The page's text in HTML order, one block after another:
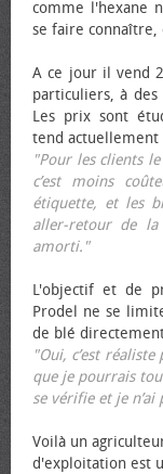
comme l'hexane
se faire connaître,
A ce jour il vend
particuliers, à des
Les prix sont
tend actuellement
"Pour les clients
c’est moins
étiquette, et les
aller-retour de
amorti."
L'objectif et de
Prodel ne se
de blé
"Oui, c’est
que je pourrais
se vérifie et je
Voilà un
d'exploitation est